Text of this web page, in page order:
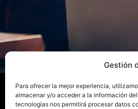
Gestión
Para ofrecer la mejor experiencia,
almacenar y/o acceder a la información
tecnologías nos permitirá procesar datos